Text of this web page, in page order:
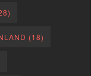
(18)